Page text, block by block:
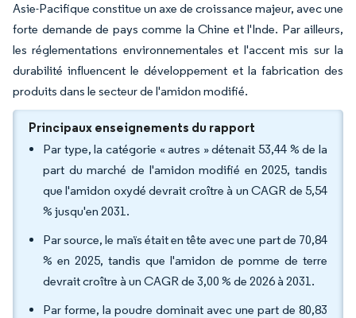
Asie-Pacifique constitue un axe de croissance majeur, avec une
forte demande de pays comme la Chine et l'Inde. Par ailleurs,
les réglementations environnementales et l'accent mis sur la
durabilité influencent le développement et la fabrication des
produits dans le secteur de l'amidon modifié.
Principaux enseignements du rapport
Par type, la catégorie « autres » détenait 53,44 % de la
part du marché de l'amidon modifié en 2025, tandis
que l'amidon oxydé devrait croître à un CAGR de 5,54
% jusqu'en 2031.
Par source, le maïs était en tête avec une part de 70,84
% en 2025, tandis que l'amidon de pomme de terre
devrait croître à un CAGR de 3,00 % de 2026 à 2031.
Par forme, la poudre dominait avec une part de 80,83